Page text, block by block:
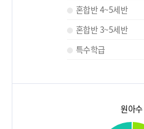
혼합반 4~5세반
혼합반 3~5세반
특수학급
원아수